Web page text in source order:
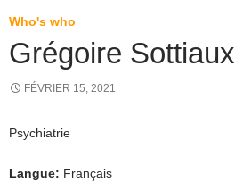
Who's who
Grégoire Sottiaux
FÉVRIER 15, 2021
Psychiatrie
Langue: Français